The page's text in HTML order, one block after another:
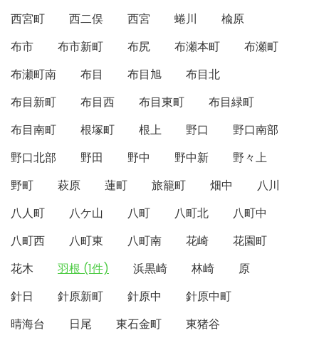
西宮町
西二俣 西宮 蜷川
楡原
布市
布市新町 布尻 布瀬本町
布瀬町
布瀬町南
布目 布目旭
布目北
布目新町
布目西 布目東町
布目緑町
布目南町
根塚町 根上 野口
野口南部
野口北部
野田 野中 野中新
野々上
野町
萩原 蓮町 旅籠町 畑中
八川
八人町
八ケ山 八町 八町北
八町中
八町西
八町東 八町南 花崎
花園町
花木
羽根 (1件) 浜黒崎 林崎
原
針日
針原新町 針原中
針原中町
晴海台
日尾 東石金町
東猪谷